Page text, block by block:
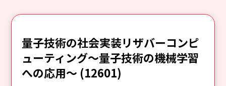
量子技術の社会実装リザバーコンピ
ューティング～量子技術の機械学習
への応用～ (12601)